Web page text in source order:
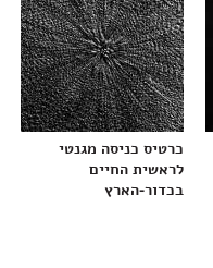
כרטיס כניסה מגנטי
לראשית החיים
בכדור-הארץ